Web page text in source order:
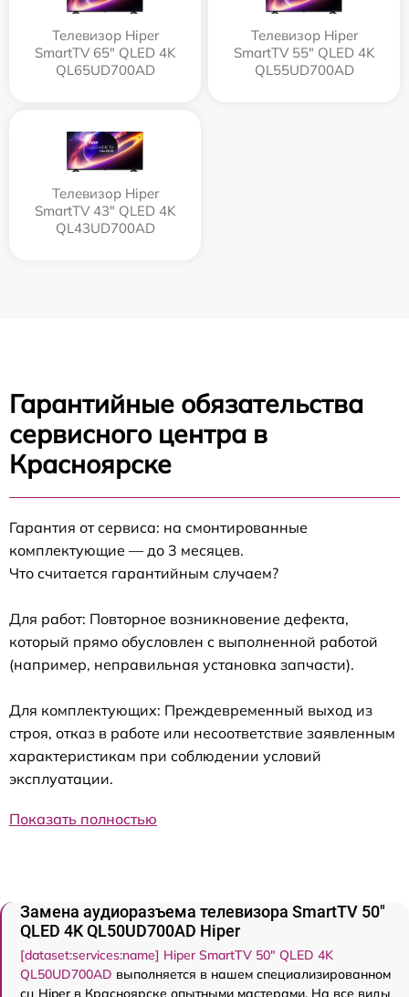
Телевизор Hiper
SmartTV 65" QLED 4K
QL65UD700AD
Телевизор Hiper
SmartTV 55" QLED 4K
QL55UD700AD
Телевизор Hiper
SmartTV 43" QLED 4K
QL43UD700AD
Гарантийные обязательства
сервисного центра в
Красноярске
Гарантия от сервиса: на смонтированные
комплектующие — до 3 месяцев.
Что считается гарантийным случаем?
Для работ: Повторное возникновение дефекта,
который прямо обусловлен с выполненной работой
(например, неправильная установка запчасти).
Для комплектующих: Преждевременный выход из
строя, отказ в работе или несоответствие заявленным
характеристикам при соблюдении условий
эксплуатации.
Показать полностью
Замена аудиоразъема телевизора SmartTV 50"
QLED 4K QL50UD700AD Hiper
[dataset:services:name] Hiper SmartTV 50" QLED 4K
QL50UD700AD выполняется в нашем специализированном
сц Hiper в Красноярске опытными мастерами. На все виды